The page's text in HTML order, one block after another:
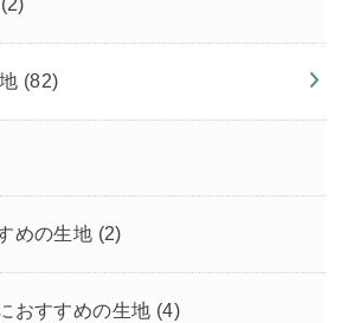
(82)
めの生地 (2)
おすすめの生地 (4)